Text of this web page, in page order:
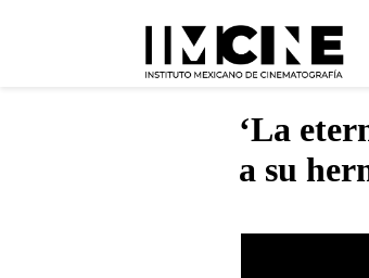
‘La
a su